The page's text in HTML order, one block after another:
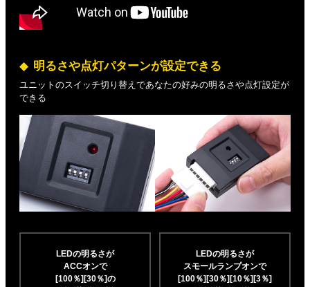
明るさや点灯パターンが設定できる
ユニットのスイッチ切り替えであなたの好みの明るさや点灯設定が
できる
LEDの明るさが
ACCオンで
[100％][30％]の
LEDの明るさが
スモールランプオンで
[100％][30％][10％][3％]